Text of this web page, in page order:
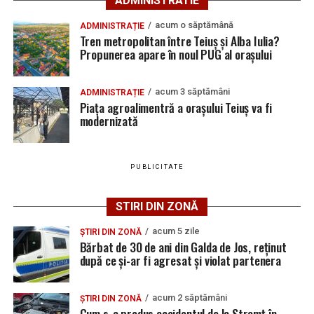
DEMOCRAT
BREAZ AUREL
PARTIDUL NAȚIONAL
LIBERAL
877
UNGUR MIHAI
SANDU
BOGDAN-
GABRIEL
FORȚA DREPTEI 62 2,00 %
Teiuș:
Candidat Voturi Procent
Mandate
faza 1
Mandate
faza 2
PARTIDUL
SOCIAL
DEMOCRAT
ADMINISTRAȚIE acum o săptămână
Tren metropolitan între Teiuș și Alba Iulia?
Propunerea apare în noul PUG al orașului
ADMINISTRAȚIE acum 3 săptămâni
Piața agroalimentră a orașului Teiuș va fi
modernizată
PUBLICITATE
STIRI DIN ZONĂ
ȘTIRI DIN ZONĂ acum 5 zile
Bărbat de 30 de ani din Galda de Jos, reținut
după ce și-ar fi agresat și violat partenera
ȘTIRI DIN ZONĂ acum 2 săptămâni